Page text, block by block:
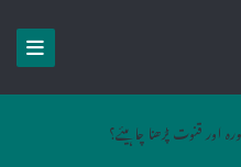
اور قنوت پڑھنا چاہیئے؟